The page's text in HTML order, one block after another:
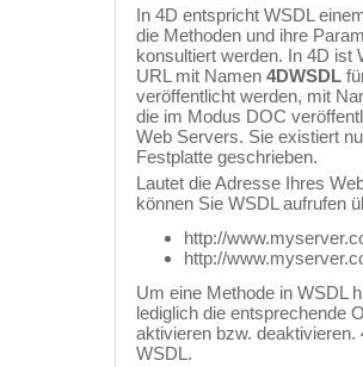
In 4D entspricht WSDL
die Methoden und ihre
konsultiert werden. In 4D ist
URL mit Namen 4DWSDL
veröffentlicht werden, mit
die im Modus DOC
Web Servers. Sie existiert
Festplatte geschrieben.
Lautet die Adresse Ihres
können Sie WSDL aufrufen
http://
http://
Um eine Methode in WSDL
lediglich die entsprechende
aktivieren bzw.
WSDL.